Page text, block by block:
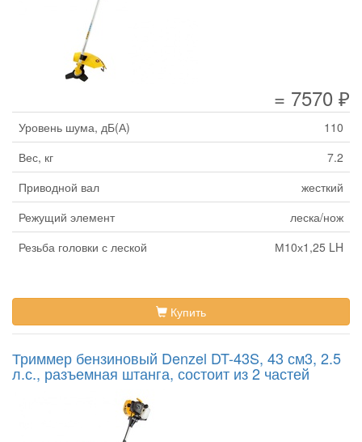
= 7570 ₽
Уровень шума, дБ(А)
110
Вес, кг
7.2
Приводной вал
жесткий
Режущий элемент
леска/нож
Резьба головки с леской
М10х1,25 LH
Купить
Триммер бензиновый Denzel DT-43S, 43 см3, 2.5
л.с., разъемная штанга, состоит из 2 частей